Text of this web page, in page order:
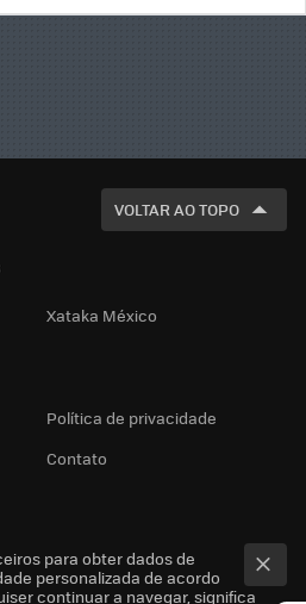
VOLTAR AO TOPO
Xataka México
Política de privacidade
Contato
para obter dados de
personalizada de acordo
continuar a navegar, significa